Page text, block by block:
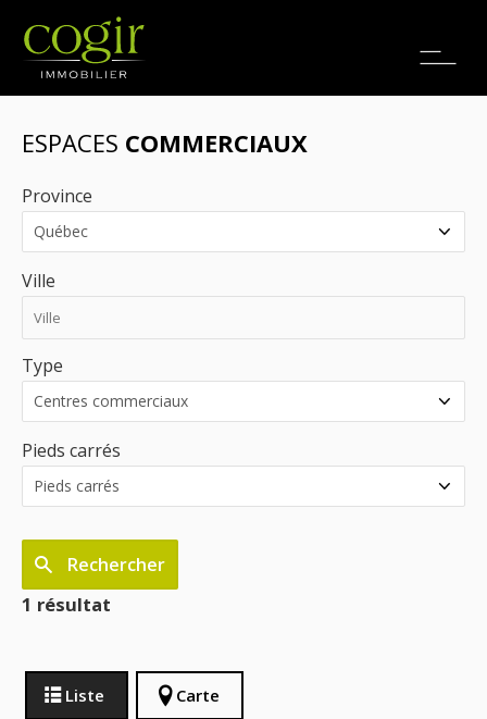
Emplois
ESPACES COMMERCIAUX
Province
Ville
Type
Pieds carrés
Rechercher
1 résultat
Liste Carte